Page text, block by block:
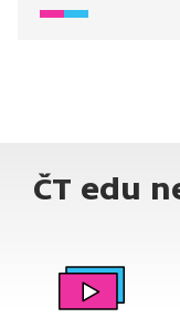
Ukrajinec a snaží
zhudebňuje
píseň o ztrátách i
ČT edu